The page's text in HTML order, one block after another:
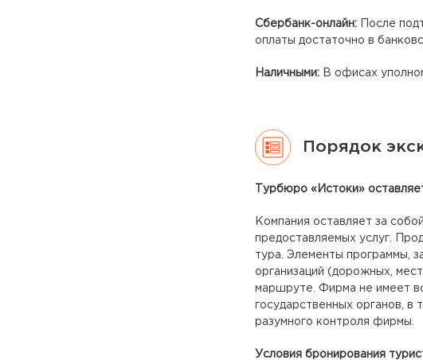
Сбербанк-онлайн: После
оплаты достаточно в
Наличными: В офисах
Порядок
Турбюро «Истоки»
Компания оставляет за
предоставляемых услуг.
тура. Элементы программы,
организаций (дорожных,
маршруте. Фирма не имеет
государственных органов,
разумного контроля фирмы.
Условия бронирования